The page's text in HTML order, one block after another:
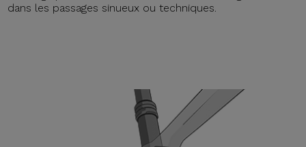
dans les passages sinueux ou techniques.